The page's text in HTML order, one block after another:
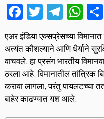
F
ac
e
b
o
o
k
T
itt
er
T
e
gr
a
m
W
at
s
A
p
एअर इंडिया एक्सप्रेसच्या
अत्यंत कौशल्याने आणि धैर्याने
वाचवले. हा प्रसंग भारतीय
ठरला आहे. विमानातील तांत्रिक
करावा लागला, परंतु पायलटच्या
बाहेर काढण्यात यश आले.